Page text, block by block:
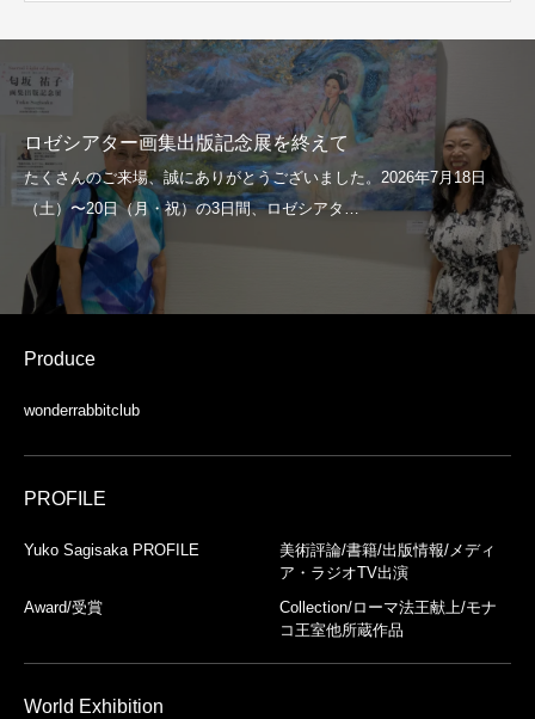
ロゼシアター画集出版記念展を終えて
Produce
wonderrabbitclub
PROFILE
Yuko Sagisaka PROFILE
美術評論/書籍/出版情報/メディ
ア・ラジオTV出演
Award/受賞
Collection/ローマ法王献上/モナ
コ王室他所蔵作品
World Exhibition